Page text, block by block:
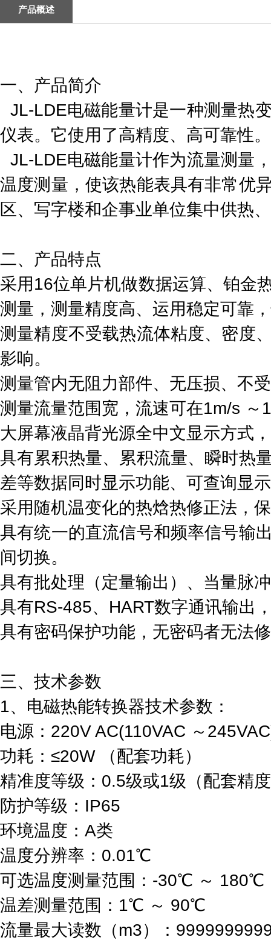
产品概述
一、产品简介
JL-LDE电磁能量计是一种测量热
仪表。它使用了高精度、高可靠性。
JL-LDE电磁能量计作为流量测量
温度测量，使该热能表具有非常优
区、写字楼和企事业单位集中供热
二、产品特点
采用16位单片机做数据运算、铂金
测量，测量精度高、运用稳定可靠
测量精度不受载热流体粘度、密度
影响。
测量管内无阻力部件、无压损、不
测量流量范围宽，流速可在1m/s ～
大屏幕液晶背光源全中文显示方式
具有累积热量、累积流量、瞬时热
差等数据同时显示功能、可查询显
采用随机温变化的热焓热修正法，
具有统一的直流信号和频率信号输
间切换。
具有批处理（定量输出）、当量脉
具有RS-485、HART数字通讯输出
具有密码保护功能，无密码者无法
三、技术参数
1、电磁热能转换器技术参数：
电源：220V AC(110VAC ～
功耗：≤20W （配套功耗）
精准度等级：0.5级或1级（配套精
防护等级：IP65
环境温度：A类
温度分辨率：0.01℃
可选温度测量范围：-30℃ ～ 180℃
温差测量范围：1℃ ～ 90℃
流量最大读数（m3）：